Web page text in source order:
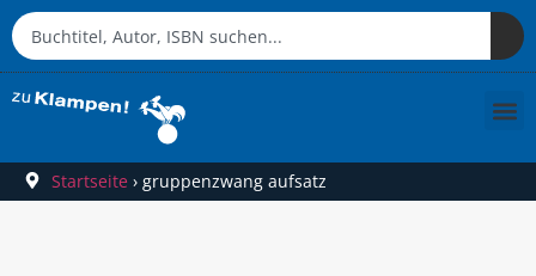
Startseite › gruppenzwang aufsatz